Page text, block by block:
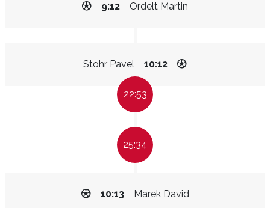
Ordelt Martin
9:12
Stohr Pavel 10:12
22:53
25:34
Marek David
10:13